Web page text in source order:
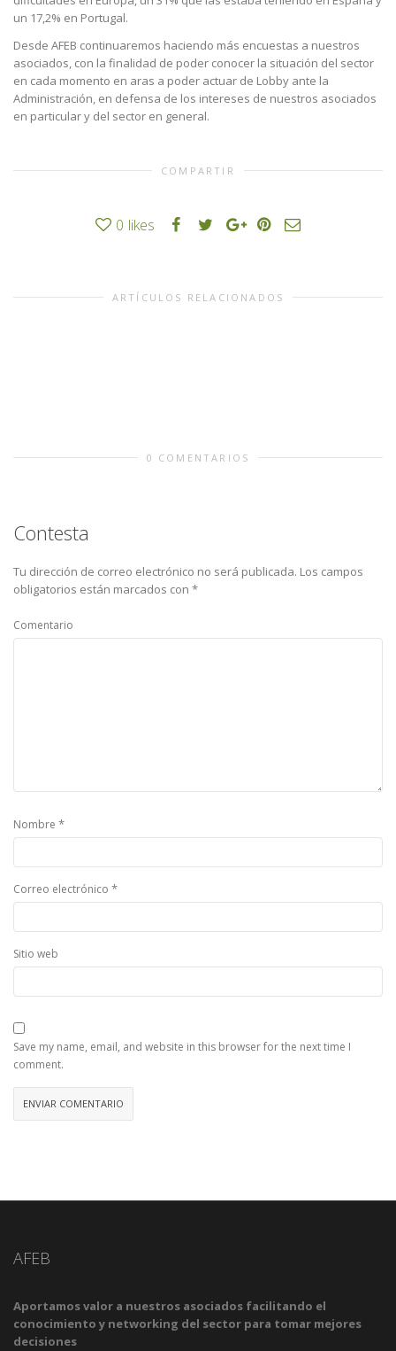
un 17,2% en Portugal.
Desde AFEB continuaremos haciendo más encuestas a nuestros
asociados, con la finalidad de poder conocer la situación del sector
en cada momento en aras a poder actuar de Lobby ante la
Administración, en defensa de los intereses de nuestros asociados
en particular y del sector en general.
COMPARTIR
0 likes
ARTÍCULOS RELACIONADOS
0 COMENTARIOS
Contesta
Tu dirección de correo electrónico no será publicada. Los campos
obligatorios están marcados con *
Comentario
Nombre *
Correo electrónico *
Sitio web
Save my name, email, and website in this browser for the next time I
comment.
AFEB
Aportamos valor a nuestros asociados facilitando el
conocimiento y networking del sector para tomar mejores
decisiones